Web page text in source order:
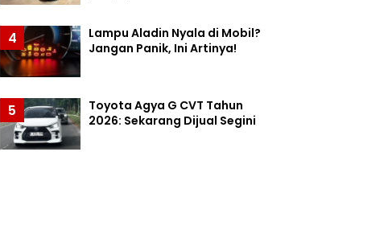
4
Lampu Aladin Nyala di Mobil?
Jangan Panik, Ini Artinya!
5
Toyota Agya G CVT Tahun
2026: Sekarang Dijual Segini